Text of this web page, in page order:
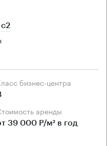
Класс бизнес-центра
Стоимость аренды
39 000 Р/м² в год